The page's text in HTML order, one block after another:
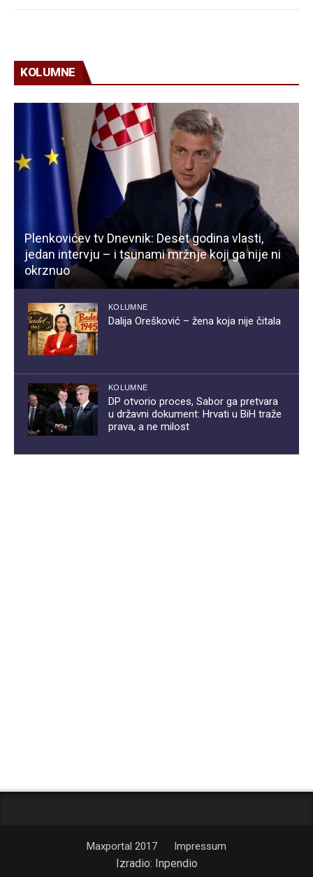
KOLUMNE
Plenkovićev tv Dnevnik: Deset godina vlasti,
jedan intervju – i tsunami mržnje koji ga nije ni
okrznuo
KOLUMNE
Dalija Orešković – žena koja nije čitala
KOLUMNE
DP otvorio proces, Sabor ga pretvara
u državni dokument: Hrvati u BiH traže
prava, a ne milost
Maxportal 2017 Impressum
Izradio: Inpendio